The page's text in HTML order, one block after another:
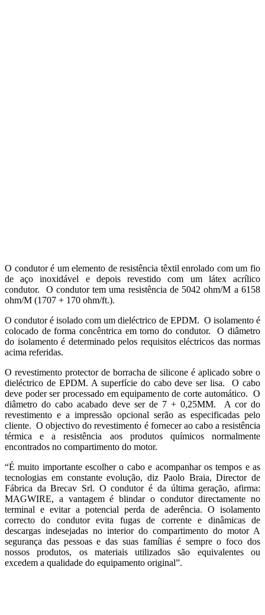
O condutor é um elemento de resistência têxtil enrolado com um fio
de aço inoxidável e depois revestido com um látex acrílico
condutor. O condutor tem uma resistência de 5042 ohm/M a 6158
ohm/M (1707 + 170 ohm/ft.).
O condutor é isolado com um dieléctrico de EPDM. O isolamento é
colocado de forma concêntrica em torno do condutor. O diâmetro
do isolamento é determinado pelos requisitos eléctricos das normas
acima referidas.
O revestimento protector de borracha de silicone é aplicado sobre o
dieléctrico de EPDM. A superfície do cabo deve ser lisa. O cabo
deve poder ser processado em equipamento de corte automático. O
diâmetro do cabo acabado deve ser de 7 + 0,25MM. A cor do
revestimento e a impressão opcional serão as especificadas pelo
cliente. O objectivo do revestimento é fornecer ao cabo a resistência
térmica e a resistência aos produtos químicos normalmente
encontrados no compartimento do motor.
“É muito importante escolher o cabo e acompanhar os tempos e as
tecnologias em constante evolução, diz Paolo Braia, Director de
Fábrica da Brecav Srl. O condutor é da última geração, afirma:
MAGWIRE, a vantagem é blindar o condutor directamente no
terminal e evitar a potencial perda de aderência. O isolamento
correcto do condutor evita fugas de corrente e dinâmicas de
descargas indesejadas no interior do compartimento do motor A
segurança das pessoas e das suas famílias é sempre o foco dos
nossos produtos, os materiais utilizados são equivalentes ou
excedem a qualidade do equipamento original”.